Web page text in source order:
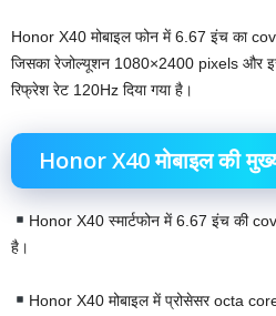
Honor X40 मोबाइल फोन में 6.67 इंच का
जिसका रेजोल्यूशन 1080×2400 pixels और
रिफ्रेश रेट 120Hz दिया गया है।
Honor X40 मोबाइल की
Honor X40 स्मार्टफोन में 6.67 इंच की
है।
Honor X40 मोबाइल में प्रोसेसर octa